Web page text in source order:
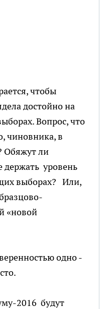
чтобы
достойно на
Вопрос, что
чиновника, в
Обяжут ли
уровень
выборах? Или,
«новой
одно -
2016 будут